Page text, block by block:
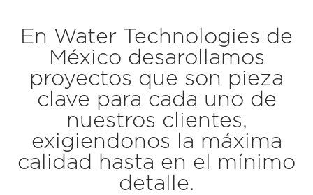
En Water Technologies de
México desarollamos
proyectos que son pieza
clave para cada uno de
nuestros clientes,
exigiendonos la máxima
calidad hasta en el mínimo
detalle.